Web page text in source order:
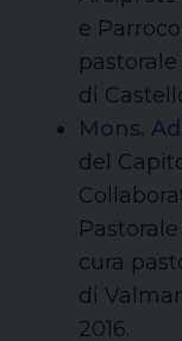
e
di
Mons.
del
cura
di
2016.